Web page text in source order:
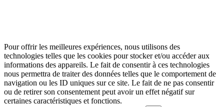
Pour offrir les meilleures expériences, nous utilisons des
technologies telles que les cookies pour stocker et/ou accéder aux
informations des appareils. Le fait de consentir à ces technologies
nous permettra de traiter des données telles que le comportement de
navigation ou les ID uniques sur ce site. Le fait de ne pas consentir
ou de retirer son consentement peut avoir un effet négatif sur
certaines caractéristiques et fonctions.